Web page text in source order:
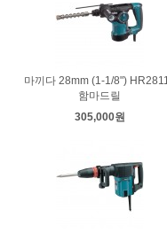
마끼다 28mm (1-1/8")
함마드릴
305,000원